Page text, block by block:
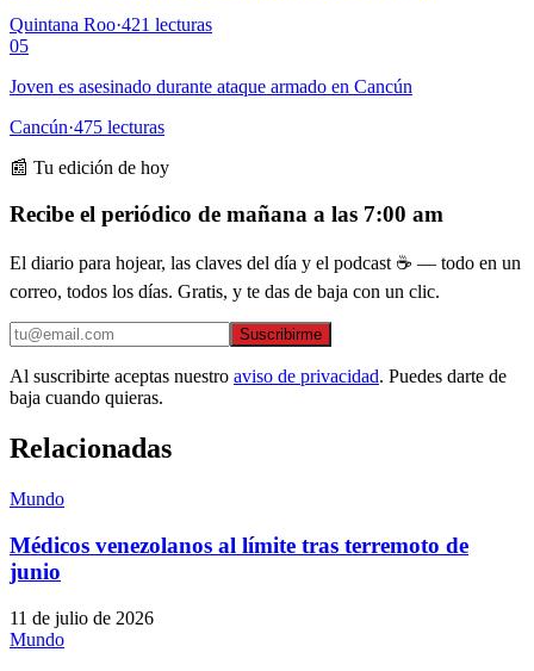
Quintana Roo·421 lecturas
05
Joven es asesinado durante ataque armado en Cancún
Cancún·475 lecturas
📰 Tu edición de hoy
Recibe el periódico de mañana a las 7:00 am
El diario para hojear, las claves del día y el podcast ☕ — todo en un
correo, todos los días. Gratis, y te das de baja con un clic.
Suscribirme
Al suscribirte aceptas nuestro aviso de privacidad. Puedes darte de
baja cuando quieras.
Relacionadas
Mundo
Médicos venezolanos al límite tras terremoto de
junio
11 de julio de 2026
Mundo